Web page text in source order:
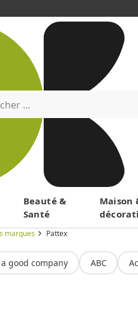
...
Beauté &
Santé
Maison
marques Pattex
a good company ABC